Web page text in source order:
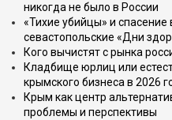
никогда не было в России
«Тихие убийцы» и спасение
севастопольские «Дни
Кого вычистят с рынка
Кладбище юрлиц или
крымского бизнеса в 2026
Крым как центр
проблемы и перспективы